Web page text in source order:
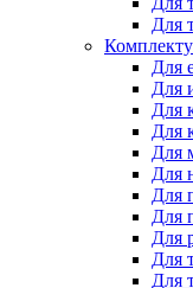
Для
Для
Для
Для
Для
Для
Для
Для
Для
Для
Для
Для